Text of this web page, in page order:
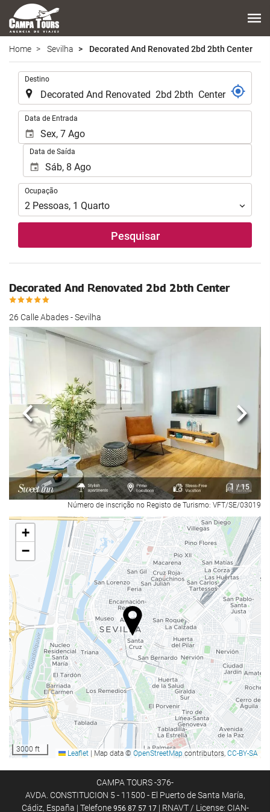
Home Sevilha Decorated And Renovated 2bd 2bth Center
Destino
Data de Entrada
Data de Saída
Ocupação
Ocupação
2 Pessoas, 1 Quarto
Pesquisar
Decorated And Renovated 2bd 2bth Center
26 Calle Abades - Sevilha
1 / 15
Anterior
Número de inscrição no Registo de Turismo: VFT/SE/03019
+
−
3000 ft Leaflet Map data © OpenStreetMapcontributors, CC-BY-SA
CAMPA TOURS -376-
AVDA. CONSTITUCION 5 - 11500 - El Puerto de Santa María,
Cádiz, España | Telefone 956 87 57 17| RNAVT / License: CIAN-